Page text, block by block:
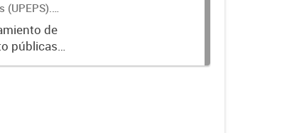
(UPEPS).
de
públicas
de